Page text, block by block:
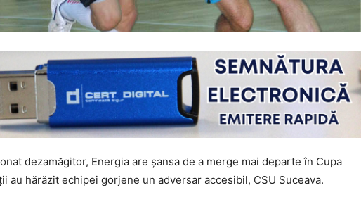
dezamăgitor, Energia are şansa de a merge mai departe în Cupa
au hărăzit echipei gorjene un adversar accesibil, CSU Suceava.